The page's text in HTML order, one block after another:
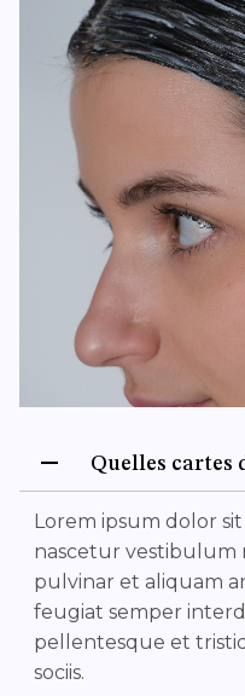
Quelles cartes
Lorem ipsum dolor
nascetur vestibulum
pulvinar et aliquam
feugiat semper
pellentesque et
sociis.